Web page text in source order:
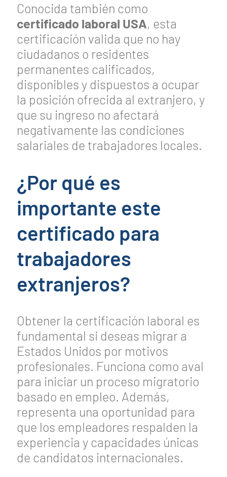
Conocida también como
certificado laboral USA, esta
certificación valida que no hay
ciudadanos o residentes
permanentes calificados,
disponibles y dispuestos a ocupar
la posición ofrecida al extranjero, y
que su ingreso no afectará
negativamente las condiciones
salariales de trabajadores locales.
¿Por qué es
importante este
certificado para
trabajadores
extranjeros?
Obtener la certificación laboral es
fundamental si deseas migrar a
Estados Unidos por motivos
profesionales. Funciona como aval
para iniciar un proceso migratorio
basado en empleo. Además,
representa una oportunidad para
que los empleadores respalden la
experiencia y capacidades únicas
de candidatos internacionales.